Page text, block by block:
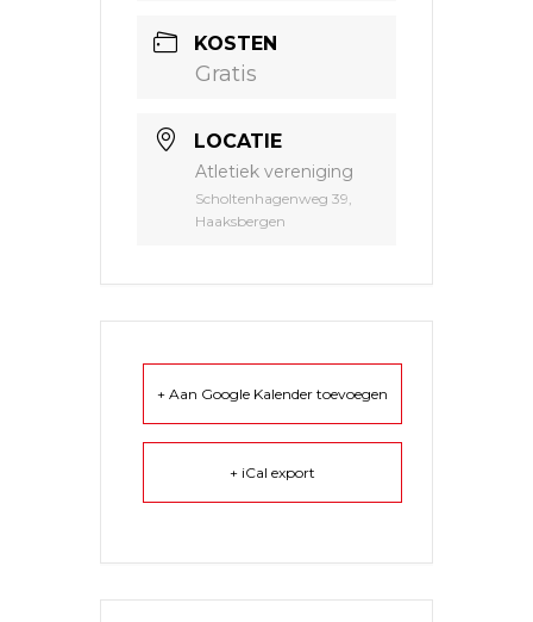
KOSTEN
Gratis
LOCATIE
Atletiek vereniging
Scholtenhagenweg 39,
Haaksbergen
+ Aan Google Kalender toevoegen
+ iCal export